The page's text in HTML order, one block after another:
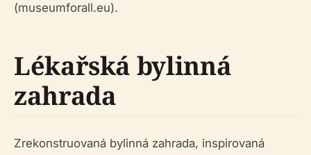
(museumforall.eu).
Lékařská bylinná
zahrada
Zrekonstruovaná bylinná zahrada, inspirovaná